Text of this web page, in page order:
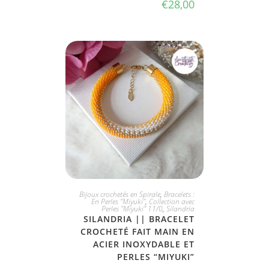
€28,00
JE L'ADOPTE
Bijoux crochetés en Spirale, Bracelets :
En Perles "Miyuki", Collection avec
Perles "Miyuki" 11/0, Silandria
SILANDRIA || BRACELET
CROCHETÉ FAIT MAIN EN
ACIER INOXYDABLE ET
PERLES “MIYUKI”